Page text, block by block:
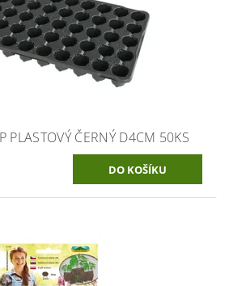
PLASTOVÝ ČERNÝ D4CM 50KS